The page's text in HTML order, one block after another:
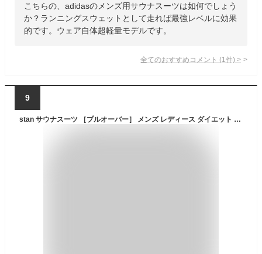
こちらの、adidasのメンズ用サウナスーツは如何でしょう
か？ランニングスウェットとして走れば最強レベルに効果
的です。ウェア自体超軽量モデルです。
全てのおすすめコメント (1 件) >
9
stan サウナスーツ ［プルオーバー］ メンズ レディース ダイエット 大量発汗 洗濯可 おしゃれ 大きいサイズ 洗える ダイエットウェア 男女兼用 ストレッチ ランニング ウォーキング ［汗腺を鍛えて汗をかくキレイな身体に］ (ブラックグレー, L)